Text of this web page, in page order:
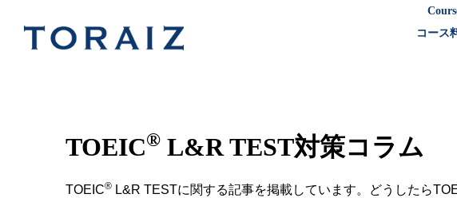
コース
TOEIC® L&R TEST対策コラム
TOEIC® L&R TESTに関する記事を掲載しています。どうしたら